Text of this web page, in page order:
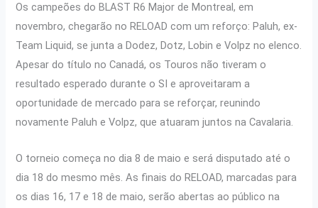
Os campeões do BLAST R6 Major de Montreal, em
novembro, chegarão no RELOAD com um reforço: Paluh, ex-
Team Liquid, se junta a Dodez, Dotz, Lobin e Volpz no elenco.
Apesar do título no Canadá, os Touros não tiveram o
resultado esperado durante o SI e aproveitaram a
oportunidade de mercado para se reforçar, reunindo
novamente Paluh e Volpz, que atuaram juntos na Cavalaria.
O torneio começa no dia 8 de maio e será disputado até o
dia 18 do mesmo mês. As finais do RELOAD, marcadas para
os dias 16, 17 e 18 de maio, serão abertas ao público na